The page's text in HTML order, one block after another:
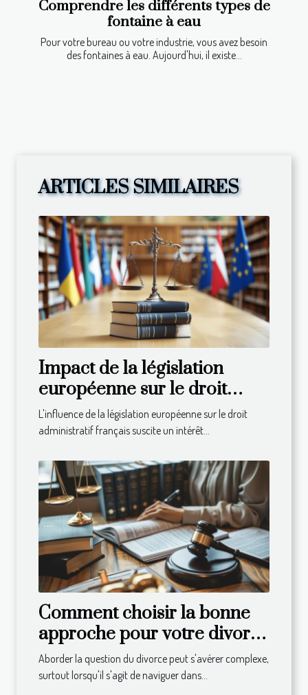
Comprendre les différents types de
fontaine à eau
Pour votre bureau ou votre industrie, vous avez besoin
des fontaines à eau. Aujourd'hui, il existe...
ARTICLES SIMILAIRES
Impact de la législation
européenne sur le droit
administratif français
L'influence de la législation européenne sur le droit
administratif français suscite un intérêt...
Comment choisir la bonne
approche pour votre divorce
en droit suisse
Aborder la question du divorce peut s'avérer complexe,
surtout lorsqu'il s'agit de naviguer dans...